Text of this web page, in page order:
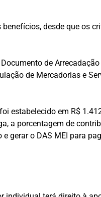
desde que os
de
de Mercadorias e
estabelecido em R$
a porcentagem de
gerar o DAS MEI para